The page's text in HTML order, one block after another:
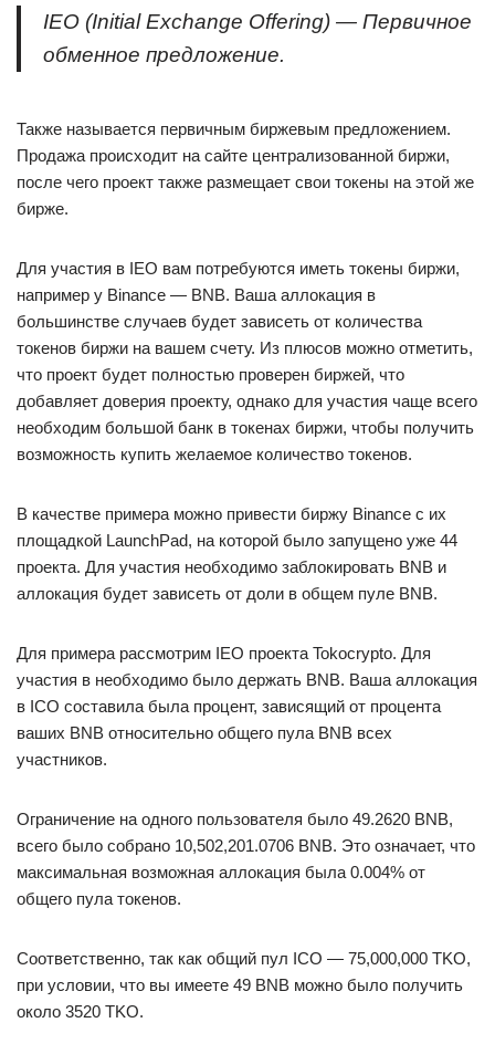
IEO (Initial Exchange Offering) — Первичное
обменное предложение.
Также называется первичным биржевым предложением.
Продажа происходит на сайте централизованной биржи,
после чего проект также размещает свои токены на этой же
бирже.
Для участия в IEO вам потребуются иметь токены биржи,
например у Binance — BNB. Ваша аллокация в
большинстве случаев будет зависеть от количества
токенов биржи на вашем счету. Из плюсов можно отметить,
что проект будет полностью проверен биржей, что
добавляет доверия проекту, однако для участия чаще всего
необходим большой банк в токенах биржи, чтобы получить
возможность купить желаемое количество токенов.
В качестве примера можно привести биржу Binance с их
площадкой LaunchPad, на которой было запущено уже 44
проекта. Для участия необходимо заблокировать BNB и
аллокация будет зависеть от доли в общем пуле BNB.
Для примера рассмотрим IEO проекта Tokocrypto. Для
участия в необходимо было держать BNB. Ваша аллокация
в ICO составила была процент, зависящий от процента
ваших BNB относительно общего пула BNB всех
участников.
Ограничение на одного пользователя было 49.2620 BNB,
всего было собрано 10,502,201.0706 BNB. Это означает, что
максимальная возможная аллокация была 0.004% от
общего пула токенов.
Соответственно, так как общий пул ICO — 75,000,000 TKO,
при условии, что вы имеете 49 BNB можно было получить
около 3520 TKO.